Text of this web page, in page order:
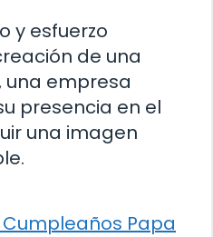
y esfuerzo
de una
empresa
presencia en el
una imagen
Cumpleaños Papa